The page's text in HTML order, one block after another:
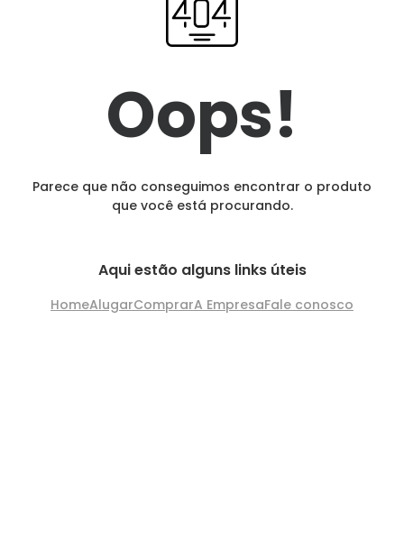
Oops!
Parece que não conseguimos encontrar o produto
que você está procurando.
Aqui estão alguns links úteis
HomeAlugarComprarA EmpresaFale conosco